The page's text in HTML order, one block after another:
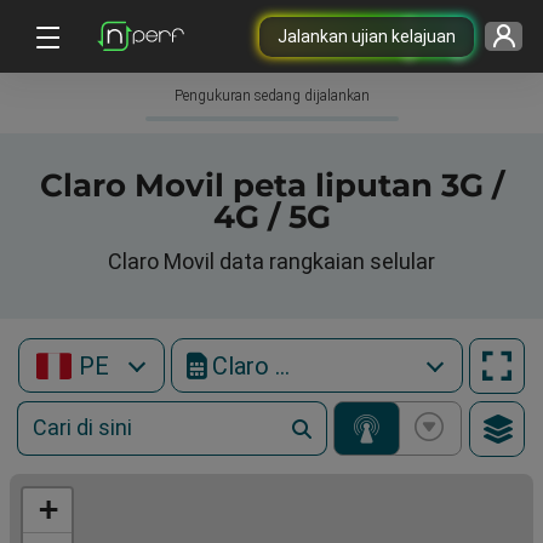
Jalankan ujian kelajuan
Pengukuran sedang dijalankan
Claro Movil peta liputan 3G /
4G / 5G
Claro Movil data rangkaian selular
PE Claro Movil
+